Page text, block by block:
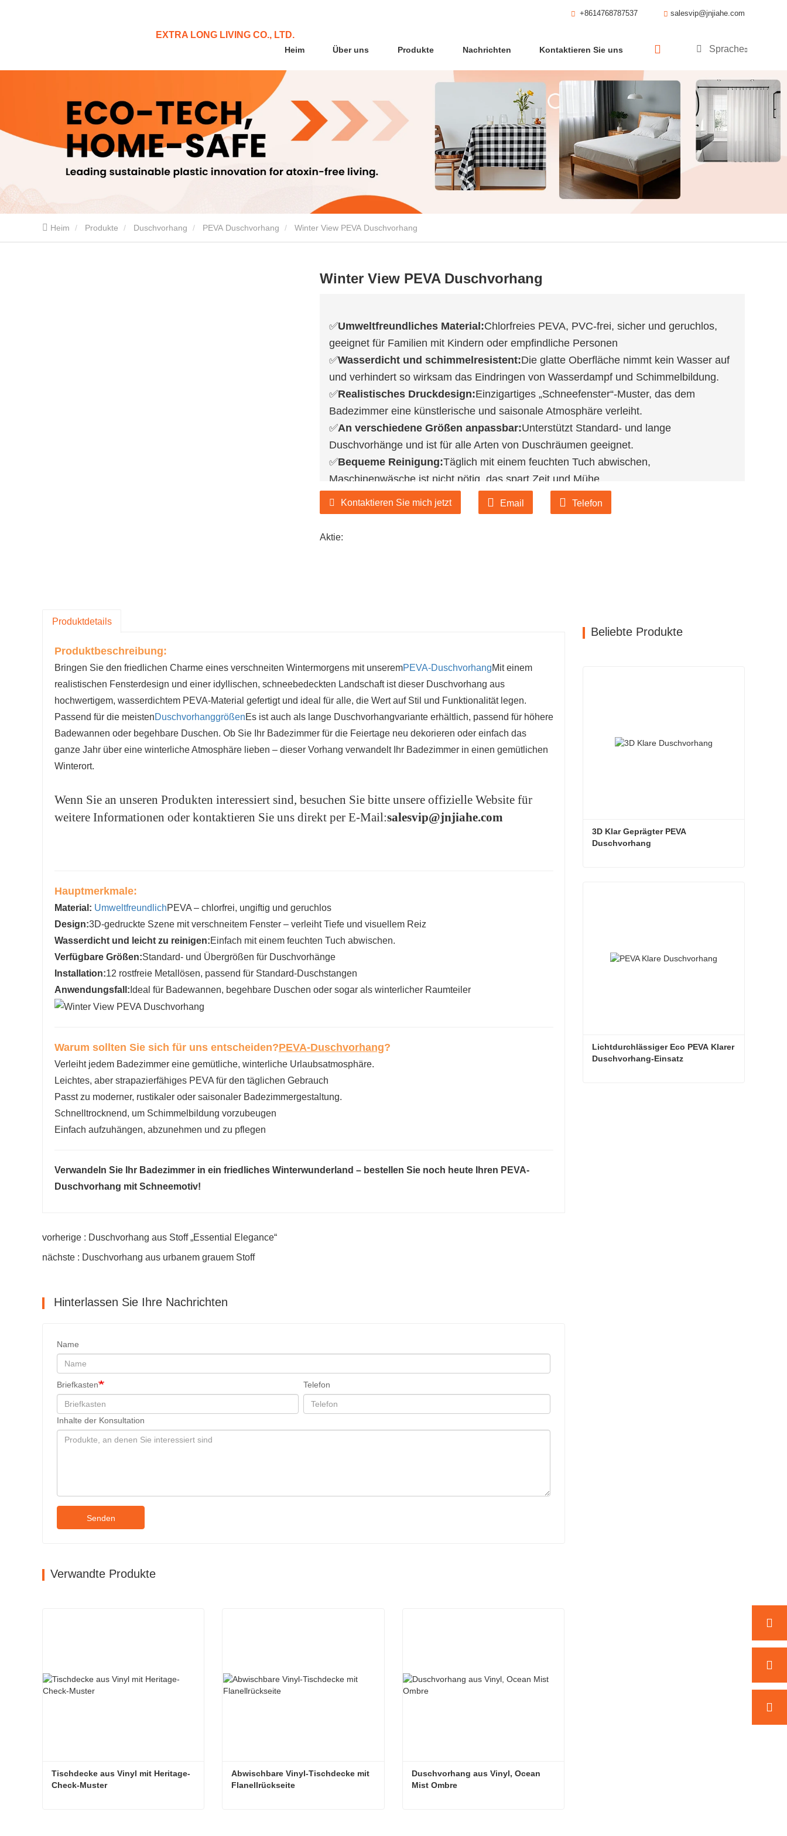
EXTRA LONG LIVING CO., LTD.
Heim Über uns Produkte Nachrichten Kontaktieren Sie uns
+8614768787537 salesvip@jnjiahe.com
Sprache
Heim Produkte Duschvorhang PEVA Duschvorhang Winter View PEVA Duschvorhang
Winter View PEVA Duschvorhang
✅Umweltfreundliches Material:Chlorfreies PEVA, PVC-frei, sicher und geruchlos,
geeignet für Familien mit Kindern oder empfindliche Personen
✅Wasserdicht und schimmelresistent:Die glatte Oberfläche nimmt kein Wasser auf
und verhindert so wirksam das Eindringen von Wasserdampf und Schimmelbildung.
✅Realistisches Druckdesign:Einzigartiges „Schneefenster“-Muster, das dem
Badezimmer eine künstlerische und saisonale Atmosphäre verleiht.
✅An verschiedene Größen anpassbar:Unterstützt Standard- und lange
Duschvorhänge und ist für alle Arten von Duschräumen geeignet.
✅Bequeme Reinigung:Täglich mit einem feuchten Tuch abwischen,
Maschinenwäsche ist nicht nötig, das spart Zeit und Mühe.
Wenn Sie an unseren Produkten interessiert sind, besuchen Sie bitte unsere
offizielle Website für weitere Informationen oder kontaktieren Sie uns direkt per
E-Mail:
Kontaktieren Sie mich jetzt Email Telefon
Aktie:
Produktdetails
Produktbeschreibung:
Bringen Sie den friedlichen Charme eines verschneiten Wintermorgens mit unseremPEVA-DuschvorhangMit einem
realistischen Fensterdesign und einer idyllischen, schneebedeckten Landschaft ist dieser Duschvorhang aus
hochwertigem, wasserdichtem PEVA-Material gefertigt und ideal für alle, die Wert auf Stil und Funktionalität legen.
Passend für die meistenDuschvorhanggrößenEs ist auch als lange Duschvorhangvariante erhältlich, passend für höhere
Badewannen oder begehbare Duschen. Ob Sie Ihr Badezimmer für die Feiertage neu dekorieren oder einfach das
ganze Jahr über eine winterliche Atmosphäre lieben – dieser Vorhang verwandelt Ihr Badezimmer in einen gemütlichen
Winterort.
Wenn Sie an unseren Produkten interessiert sind, besuchen Sie bitte unsere offizielle Website für
weitere Informationen oder kontaktieren Sie uns direkt per E-Mail:salesvip@jnjiahe.com
Hauptmerkmale:
Material: UmweltfreundlichPEVA – chlorfrei, ungiftig und geruchlos
Design:3D-gedruckte Szene mit verschneitem Fenster – verleiht Tiefe und visuellem Reiz
Wasserdicht und leicht zu reinigen:Einfach mit einem feuchten Tuch abwischen.
Verfügbare Größen:Standard- und Übergrößen für Duschvorhänge
Installation:12 rostfreie Metallösen, passend für Standard-Duschstangen
Anwendungsfall: Ideal für Badewannen, begehbare Duschen oder sogar als winterlicher Raumteiler
Warum sollten Sie sich für uns entscheiden?PEVA-Duschvorhang?
Verleiht jedem Badezimmer eine gemütliche, winterliche Urlaubsatmosphäre.
Leichtes, aber strapazierfähiges PEVA für den täglichen Gebrauch
Passt zu moderner, rustikaler oder saisonaler Badezimmergestaltung.
Schnelltrocknend, um Schimmelbildung vorzubeugen
Einfach aufzuhängen, abzunehmen und zu pflegen
Verwandeln Sie Ihr Badezimmer in ein friedliches Winterwunderland – bestellen Sie noch heute Ihren PEVA-
Duschvorhang mit Schneemotiv!
vorherige : Duschvorhang aus Stoff „Essential Elegance“
nächste : Duschvorhang aus urbanem grauem Stoff
Hinterlassen Sie Ihre Nachrichten
Name
Briefkasten Telefon
Inhalte der Konsultation
Senden
Verwandte Produkte
Tischdecke aus Vinyl mit Heritage-
Check-Muster
Abwischbare Vinyl-Tischdecke mit
Flanellrückseite
Duschvorhang aus Vinyl, Ocean
Mist Ombre
Beliebte Produkte
3D Klar Geprägter PEVA
Duschvorhang
Lichtdurchlässiger Eco PEVA Klarer
Duschvorhang-Einsatz